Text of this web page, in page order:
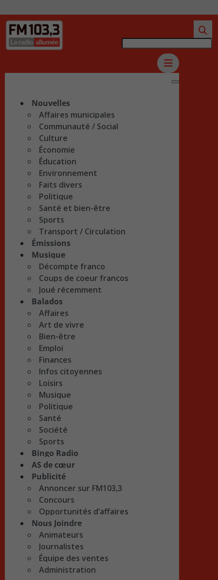
Nouvelles
Affaires municipales
Communauté / Social
Culture
Économie
Éducation
Environnement
Faits divers
Politique
Santé et bien-être
Sports
Transport / Circulation
Émissions
Musique
Décompte franco
Coups de coeur francos
Joué récemment
Balados
Affaires
Art de vivre
Bien-être
Emploi
Finances
Infos citoyennes
Loisirs
Musique
Politique
Santé
Société
Sports
Bingo Radio
AS de cœur
Publicité
Annoncer sur FM103,3
Concours
Opportunités d’affaires
Nous Joindre
Animateurs
Journalistes
Équipe des ventes
Administration